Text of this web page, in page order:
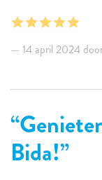
geweldig
verblijf. Als je
translate mee -
14 april 2024
Bida!